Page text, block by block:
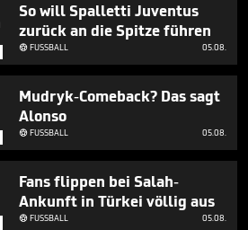
So will Spalletti Juventus
zurück an die Spitze führen
FUSSBALL 05.08.
Mudryk-Comeback? Das sagt
Alonso
FUSSBALL 05.08.
Fans flippen bei Salah-
Ankunft in Türkei völlig aus
FUSSBALL 05.08.